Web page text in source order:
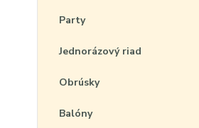
Party
Jednorázový riad
Obrúsky
Balóny